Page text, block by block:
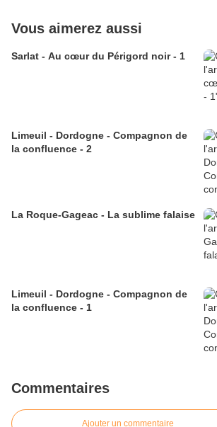
Vous aimerez aussi
Sarlat - Au cœur du Périgord noir - 1
Limeuil - Dordogne - Compagnon de
la confluence - 2
La Roque-Gageac - La sublime falaise
Limeuil - Dordogne - Compagnon de
la confluence - 1
Commentaires
Ajouter un commentaire